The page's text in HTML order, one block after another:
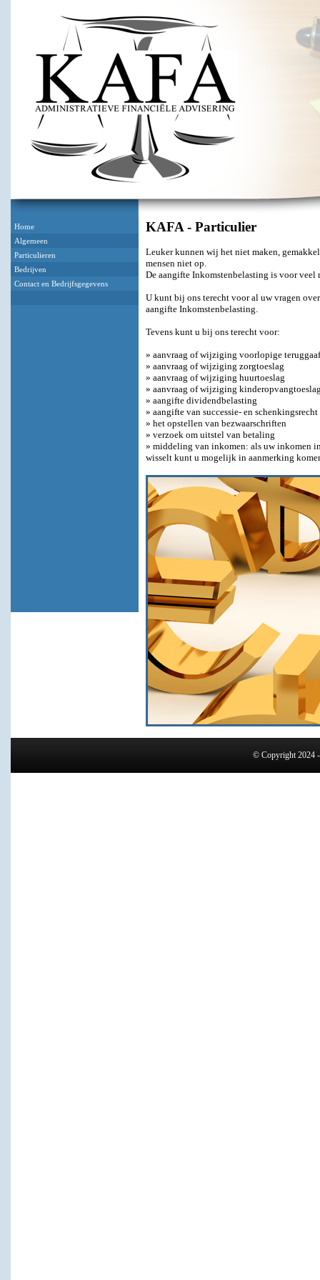
Home
Algemeen
Particulieren
Bedrijven
Contact en Bedrijfsgegevens
KAFA - Particulier
Leuker kunnen wij het niet maken,
mensen niet op.
De aangifte Inkomstenbelasting is voor veel
U kunt bij ons terecht voor al uw vragen
aangifte Inkomstenbelasting.
Tevens kunt u bij ons terecht voor:
» aanvraag of wijziging voorlopige teruggaaf
» aanvraag of wijziging zorgtoeslag
» aanvraag of wijziging huurtoeslag
» aanvraag of wijziging
» aangifte dividendbelasting
» aangifte van successie- en schenkingsrecht
» het opstellen van bezwaarschriften
» verzoek om uitstel van betaling
» middeling van inkomen: als uw inkomen
wisselt kunt u mogelijk in aanmerking
© Copyright 2024